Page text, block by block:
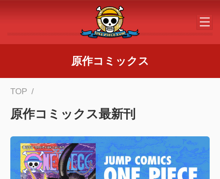
メインコンテンツへスキップする
原作コミックス
TOP
原作コミックス最新刊